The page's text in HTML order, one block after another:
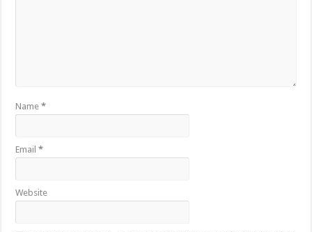
Name*
Email*
Website